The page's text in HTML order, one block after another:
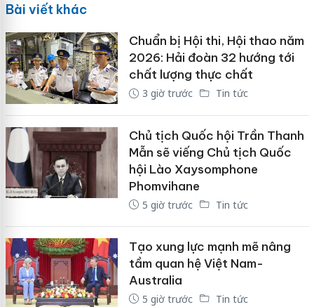
Bài viết khác
Chuẩn bị Hội thi, Hội thao năm
2026: Hải đoàn 32 hướng tới
chất lượng thực chất
3 giờ trước Tin tức
Chủ tịch Quốc hội Trần Thanh
Mẫn sẽ viếng Chủ tịch Quốc
hội Lào Xaysomphone
Phomvihane
5 giờ trước Tin tức
Tạo xung lực mạnh mẽ nâng
tầm quan hệ Việt Nam-
Australia
5 giờ trước Tin tức